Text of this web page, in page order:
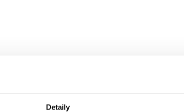
Detaily